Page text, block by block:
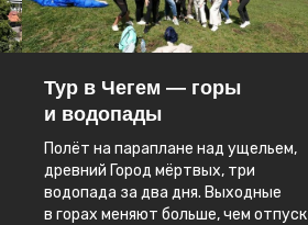
Тур в Чегем — горы
и водопады
Полёт на параплане над ущельем,
древний Город мёртвых, три
водопада за два дня. Выходные
в горах меняют больше, чем отпуск
comeon.travel
+7 (999) 415-63-00
+7 (999) 415-63-00
мессенджер или позвоните: